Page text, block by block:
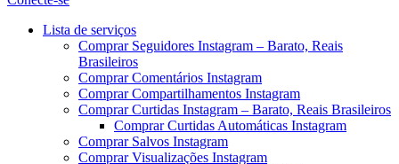
Menu
Lista de serviços
Comprar Seguidores Instagram – Barato, Reais
Brasileiros
Comprar Comentários Instagram
Comprar Compartilhamentos Instagram
Comprar Curtidas Instagram – Barato, Reais Brasileiros
Comprar Curtidas Automáticas Instagram
Comprar Salvos Instagram
Comprar Visualizações Instagram